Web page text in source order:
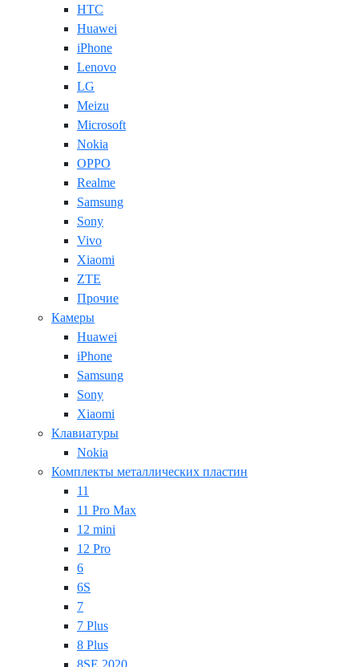
HTC
Huawei
iPhone
Lenovo
LG
Meizu
Microsoft
Nokia
OPPO
Realme
Samsung
Sony
Vivo
Xiaomi
ZTE
Прочие
Камеры
Huawei
iPhone
Samsung
Sony
Xiaomi
Клавиатуры
Nokia
Комплекты металлических пластин
11
11 Pro Max
12 mini
12 Pro
6
6S
7
7 Plus
8 Plus